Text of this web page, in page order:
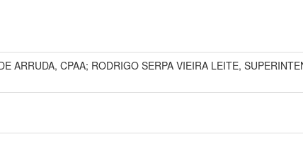
ARRUDA, CPAA; RODRIGO SERPA VIEIRA LEITE,